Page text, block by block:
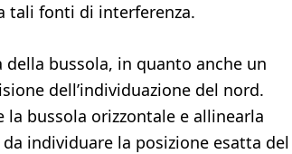
tali fonti di interferenza.
bussola, in quanto anche un
dell’individuazione del nord.
bussola orizzontale e allinearla
individuare la posizione esatta del